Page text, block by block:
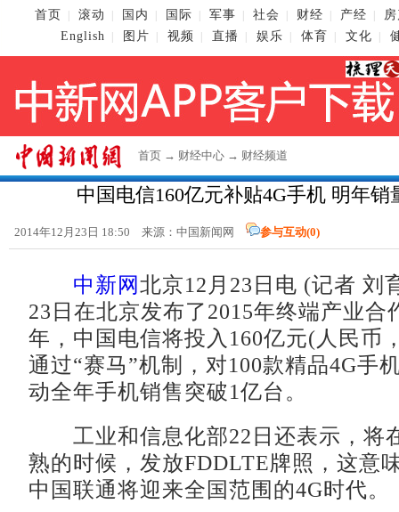
首页 滚动 国内 国际 军事 社会 财经 产经
English
图片 视频 直播 娱乐 体育 文化
首页 → 财经中心 → 财经频道
中国电信160亿元补贴4G手机 明年销
2014年12月23日 18:50 来源： 中国新闻网 参与互动(0)
中新网北京12月23日电 (记者 刘
23日在北京发布了2015年终端产业合
年，中国电信将投入160亿元(人民币
通过“赛马”机制，对100款精品4G手
动全年手机销售突破1亿台。
工业和信息化部22日还表示，将
熟的时候，发放FDDLTE牌照，这意
中国联通将迎来全国范围的4G时代。